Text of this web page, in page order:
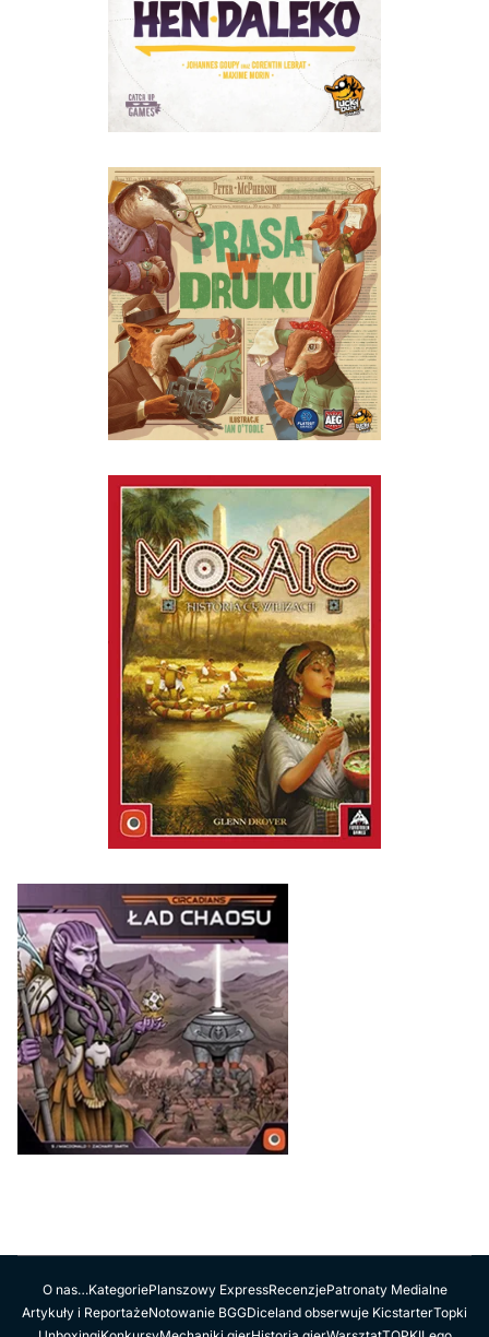
O nas…KategoriePlanszowy ExpressRecenzjePatronaty Medialne
Artykuły i ReportażeNotowanie BGGDiceland obserwuje KicstarterTopki